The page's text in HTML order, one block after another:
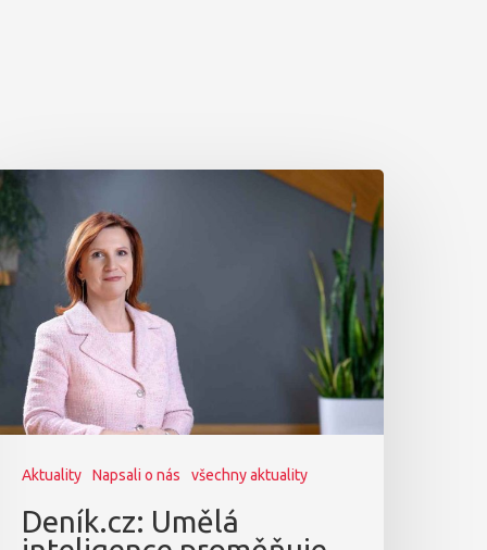
Aktuality Napsali o nás všechny aktuality
Deník.cz: Umělá